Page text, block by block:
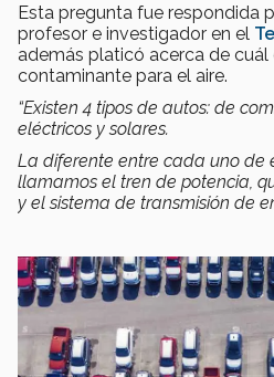
Esta pregunta fue respondida
profesor e investigador en el
además platicó acerca de
contaminante para el aire.
“Existen 4 tipos de autos: de
eléctricos y solares.
La diferente entre cada uno de
llamamos el tren de potencia,
y el sistema de transmisión de